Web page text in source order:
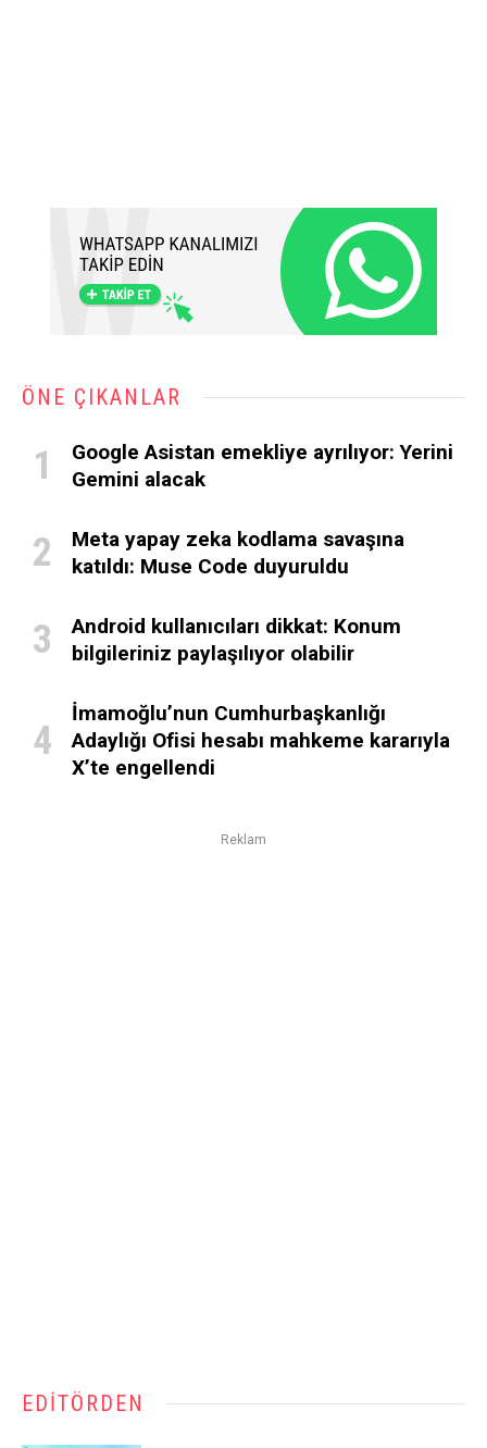
ÖNE ÇIKANLAR
Google Asistan emekliye ayrılıyor: Yerini
Gemini alacak
Meta yapay zeka kodlama savaşına
katıldı: Muse Code duyuruldu
Android kullanıcıları dikkat: Konum
bilgileriniz paylaşılıyor olabilir
İmamoğlu’nun Cumhurbaşkanlığı
Adaylığı Ofisi hesabı mahkeme kararıyla
X’te engellendi
Reklam
EDITÖRDEN